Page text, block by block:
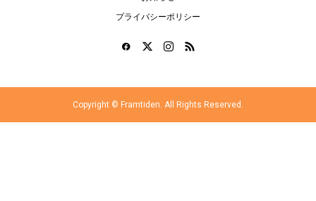
プライバシーポリシー
Copyright © Framtiden. All Rights Reserved.